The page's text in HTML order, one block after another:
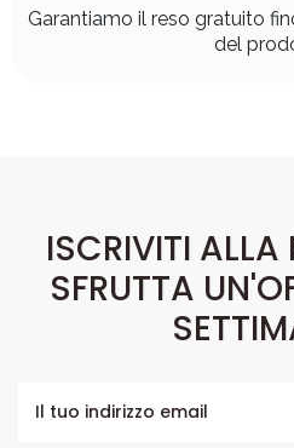
Garantiamo il reso gratuito
del
ISCRIVITI ALLA
SFRUTTA